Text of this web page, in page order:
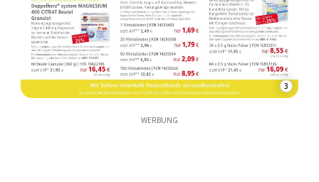
3
WERBUNG